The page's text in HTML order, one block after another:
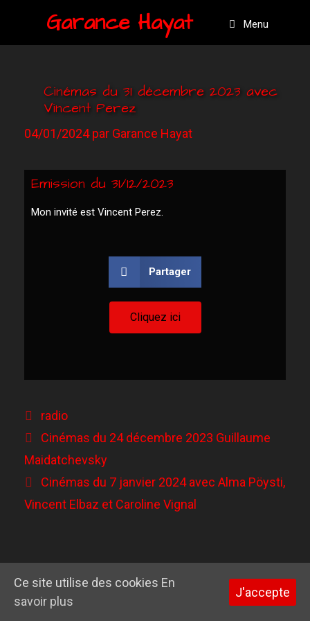
Garance Hayat Menu
Cinémas du 31 décembre 2023 avec
Vincent Perez
04/01/2024 par Garance Hayat
Emission du 31/12/2023
Mon invité est Vincent Perez.
Partager
Cliquez ici
radio
Cinémas du 24 décembre 2023 Guillaume
Maidatchevsky
Cinémas du 7 janvier 2024 avec Alma Pöysti,
Vincent Elbaz et Caroline Vignal
© 2026 Garance Hayat • Construit avec
Ce site utilise des cookies En
savoir plus
J'accepte